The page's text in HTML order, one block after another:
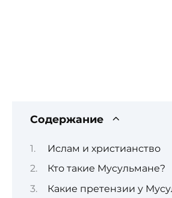
Содержание
Ислам и христианство
Кто такие Мусульмане?
Какие претензии у